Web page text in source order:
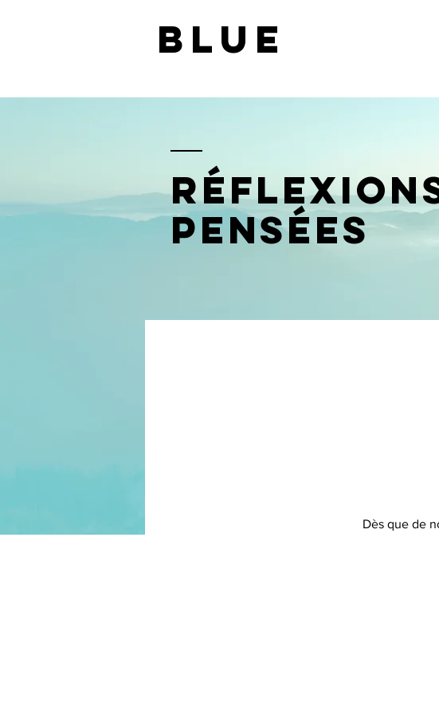
BLUE
pensées
Dès que de